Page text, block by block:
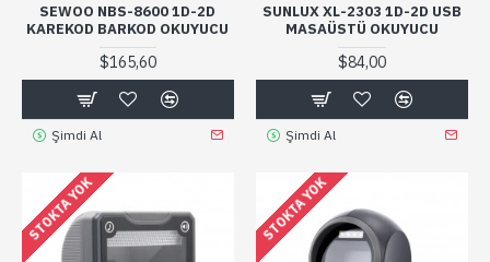
SEWOO NBS-8600 1D-2D
KAREKOD BARKOD OKUYUCU
$165,60
Şimdi Al
SUNLUX XL-2303 1D-2D USB
MASAÜSTÜ OKUYUCU
$84,00
Şimdi Al
STOKTA YOK STOKTA YOK